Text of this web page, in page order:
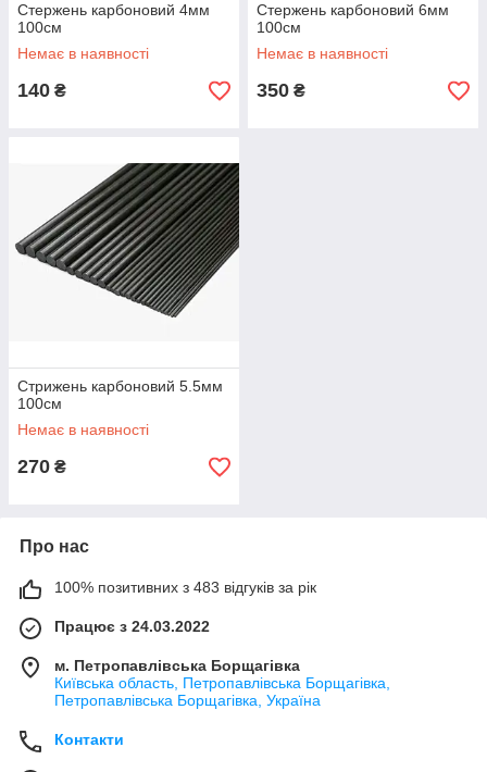
Стержень карбоновий 4мм
100см
Немає в наявності
140 ₴
Стержень карбоновий 6мм
100см
Немає в наявності
350 ₴
Стрижень карбоновий 5.5мм
100см
Немає в наявності
270 ₴
Про нас
100% позитивних з 483 відгуків за рік
Працює з 24.03.2022
м. Петропавлівська Борщагівка
Київська область, Петропавлівська Борщагівка,
Петропавлівська Борщагівка, Україна
Контакти